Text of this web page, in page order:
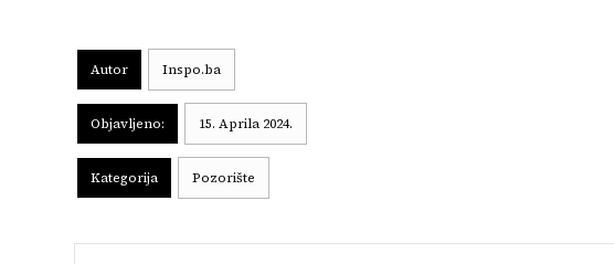
Autor Inspo.ba
Objavljeno: 15. Aprila 2024.
Kategorija Pozorište